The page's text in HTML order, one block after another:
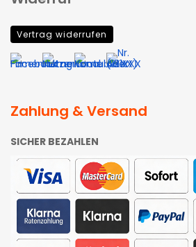
Vertrag widerrufen
Zahlung & Versand
SICHER BEZAHLEN